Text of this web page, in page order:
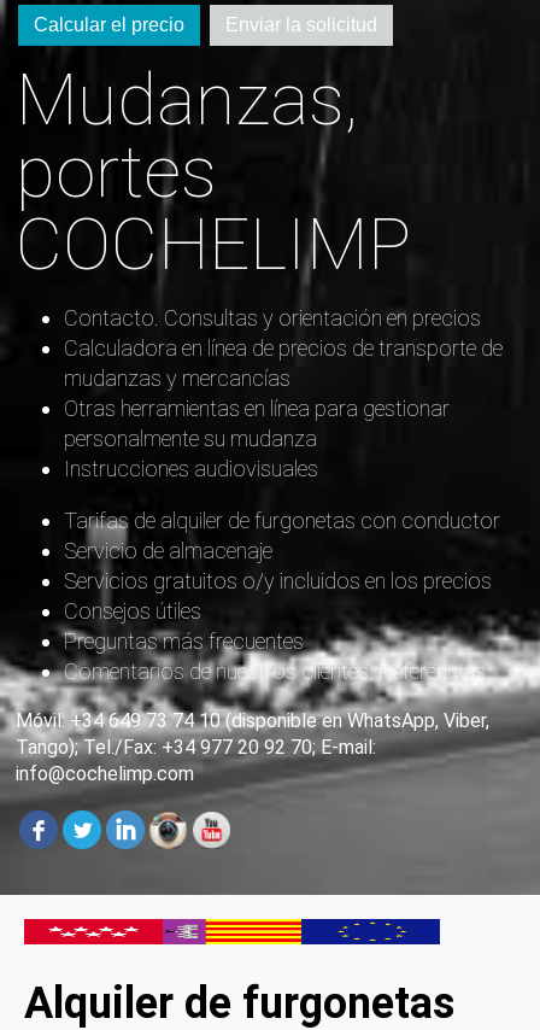
Calcular el precio Enviar la solicitud
Mudanzas,
portes
COCHELIMP
Contacto. Consultas y orientación en precios
Calculadora en línea de precios de transporte de
mudanzas y mercancías
Otras herramientas en línea para gestionar
personalmente su mudanza
Instrucciones audiovisuales
Tarifas de alquiler de furgonetas con conductor
Servicio de almacenaje
Servicios gratuitos o/y incluidos en los precios
Consejos útiles
Preguntas más frecuentes
Comentarios de nuestros clientes. Referencias
Móvil: +34 649 73 74 10 (disponible en WhatsApp, Viber,
Tango); Tel./Fax: +34 977 20 92 70; E-mail:
info@cochelimp.com
Alquiler de furgonetas